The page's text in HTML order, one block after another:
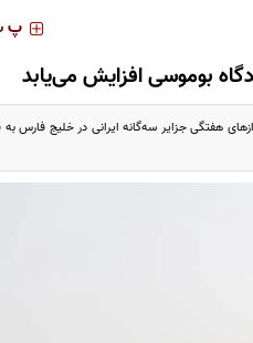
‍‍‍ پ
بوموسی افزایش می‌یابد
هفتگی جزایر سه‌گانه ایرانی در خلیج فارس به